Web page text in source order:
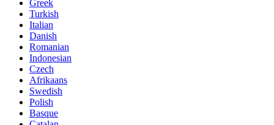
Greek
Turkish
Italian
Danish
Romanian
Indonesian
Czech
Afrikaans
Swedish
Polish
Basque